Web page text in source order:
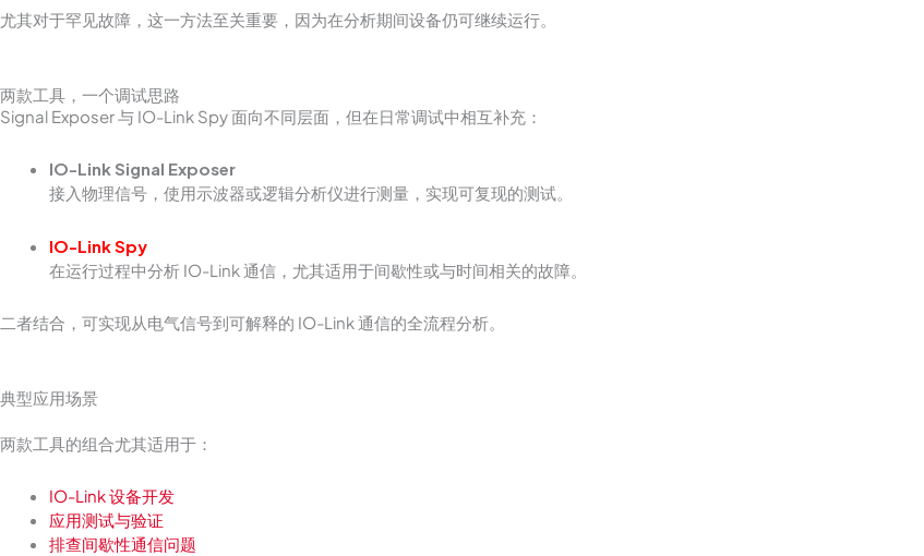
尤其对于罕见故障，这一方法至关重要，因为在分析期间设备仍可继续运行。
两款工具，一个调试思路
Signal Exposer 与 IO-Link Spy 面向不同层面，但在日常调试中相互补充：
IO-Link Signal Exposer
接入物理信号，使用示波器或逻辑分析仪进行测量，实现可复现的测试。
IO-Link Spy
在运行过程中分析 IO-Link 通信，尤其适用于间歇性或与时间相关的故障。
二者结合，可实现从电气信号到可解释的 IO-Link 通信的全流程分析。
典型应用场景
两款工具的组合尤其适用于：
IO-Link 设备开发
应用测试与验证
排查间歇性通信问题